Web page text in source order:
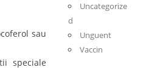
sau
speciale
Uncategorize
d
Unguent
Vaccin